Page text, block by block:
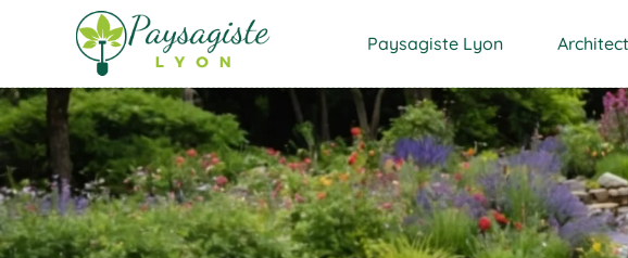
Paysagiste Lyon